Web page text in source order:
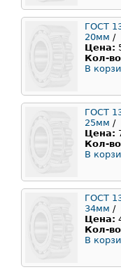
ГОСТ
20мм /
Цена:
Кол-
В
ГОСТ
25мм /
Цена:
Кол-
В
ГОСТ
34мм /
Цена:
Кол-
В